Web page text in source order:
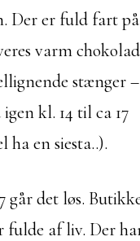
Der er fuld fart
varm
stænger
kl. 14 til ca 17
ha en siesta..).
går det løs.
fulde af liv. Der